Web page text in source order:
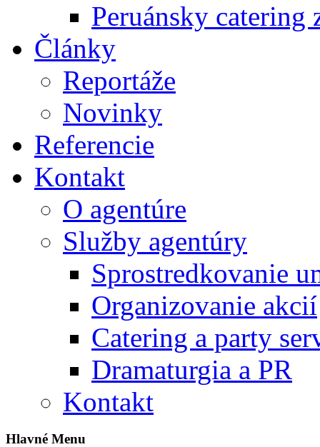
Peruánsky catering
Články
Reportáže
Novinky
Referencie
Kontakt
O agentúre
Služby agentúry
Sprostredkovanie
Organizovanie akcií
Catering a party
Dramaturgia a PR
Kontakt
Hlavné Menu